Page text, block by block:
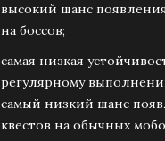
высокий шанс
на боссов;
самая низкая
регулярному
самый низкий шанс
квестов на обычных